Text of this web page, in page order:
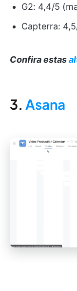
G2: 4,4/5
Capterra:
Confira estas
3. Asana